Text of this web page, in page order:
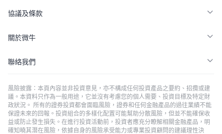
協議及條款
關於微牛
聯絡我們
風險披露：本頁內容並非投資意見，亦不構成任何投資產品之要約、招攬或建
議。本資料只作為一般用途，它並沒有考慮您的個人需要、投資目標及特定財
政狀況。 所有的證券投資都會面臨風險，證券和任何金融產品的過往業績不能
保證未來的回報。投資組合的多樣化配置可能幫助分散風險，但並不能確保收
益或防止發生損失。在進行投資活動前，投資者應充分瞭解相關金融產品，明
確知曉其潛在風險，依據自身的風險承受能力或專業投資顧問的建議理性決